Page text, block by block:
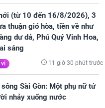
(từ 10 đến 16/8/2026), 3
thuận gió hòa, tiền về như
dư dả, Phú Quý Vinh Hoa,
sáng
vi 11 giờ 30 phút trước
Sài Gòn: Một phụ nữ tử
nhảy xuống nước